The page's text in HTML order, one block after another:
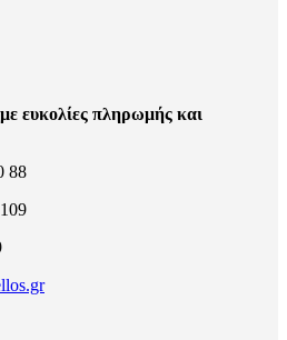
ευκολίες πληρωμής και
88